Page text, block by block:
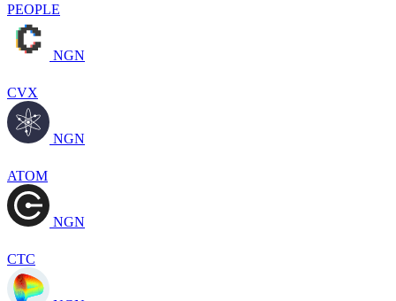
PEOPLE
NGN
CVX
NGN
ATOM
NGN
CTC